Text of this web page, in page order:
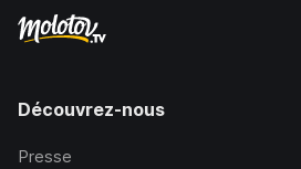
Découvrez-nous
Presse